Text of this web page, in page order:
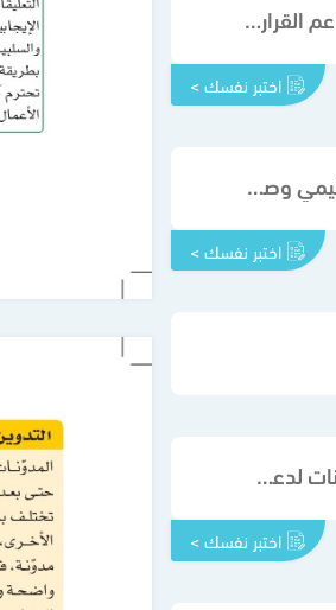
الفصل7: إدارة الفرق لدعم القرارات في المنظمات
اختبر نفسك >
الفصل8: التواصل التنظيمي وصنع القرارات
اختبر نفسك >
الفصل9: استخدام البيانات لدعم عملية اتخاذ القرار
اختبر نفسك >